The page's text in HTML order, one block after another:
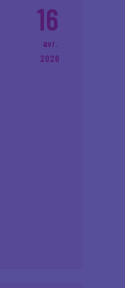
16
avr.
2026